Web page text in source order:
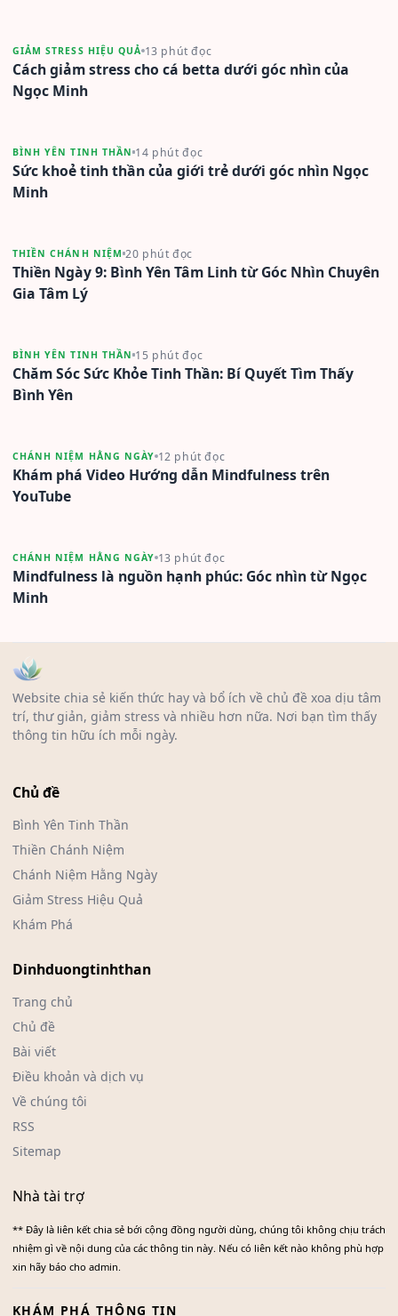
GIẢM STRESS HIỆU QUẢ 13 phút đọc
Cách giảm stress cho cá betta dưới góc nhìn của
Ngọc Minh
BÌNH YÊN TINH THẦN 14 phút đọc
Sức khoẻ tinh thần của giới trẻ dưới góc nhìn Ngọc
Minh
THIỀN CHÁNH NIỆM 20 phút đọc
Thiền Ngày 9: Bình Yên Tâm Linh từ Góc Nhìn Chuyên
Gia Tâm Lý
BÌNH YÊN TINH THẦN 15 phút đọc
Chăm Sóc Sức Khỏe Tinh Thần: Bí Quyết Tìm Thấy
Bình Yên
CHÁNH NIỆM HẰNG NGÀY 12 phút đọc
Khám phá Video Hướng dẫn Mindfulness trên
YouTube
CHÁNH NIỆM HẰNG NGÀY 13 phút đọc
Mindfulness là nguồn hạnh phúc: Góc nhìn từ Ngọc
Minh
Website chia sẻ kiến thức hay và bổ ích về chủ đề xoa dịu tâm
trí, thư giản, giảm stress và nhiều hơn nữa. Nơi bạn tìm thấy
thông tin hữu ích mỗi ngày.
Chủ đề
Bình Yên Tinh Thần
Thiền Chánh Niệm
Chánh Niệm Hằng Ngày
Giảm Stress Hiệu Quả
Khám Phá
Dinhduongtinhthan
Trang chủ
Chủ đề
Bài viết
Điều khoản và dịch vụ
Về chúng tôi
RSS
Sitemap
Nhà tài trợ
** Đây là liên kết chia sẻ bới cộng đồng người dùng, chúng tôi không chịu trách
nhiệm gì về nội dung của các thông tin này. Nếu có liên kết nào không phù hợp
xin hãy báo cho admin.
KHÁM PHÁ THÔNG TIN